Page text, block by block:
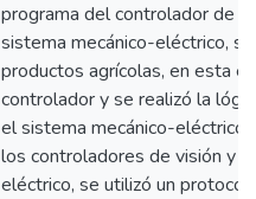
programa del controlador de
sistema mecánico-eléctrico,
productos agrícolas, en esta
controlador y se realizó la
el sistema mecánico-
los controladores de visión y
eléctrico, se utilizó un